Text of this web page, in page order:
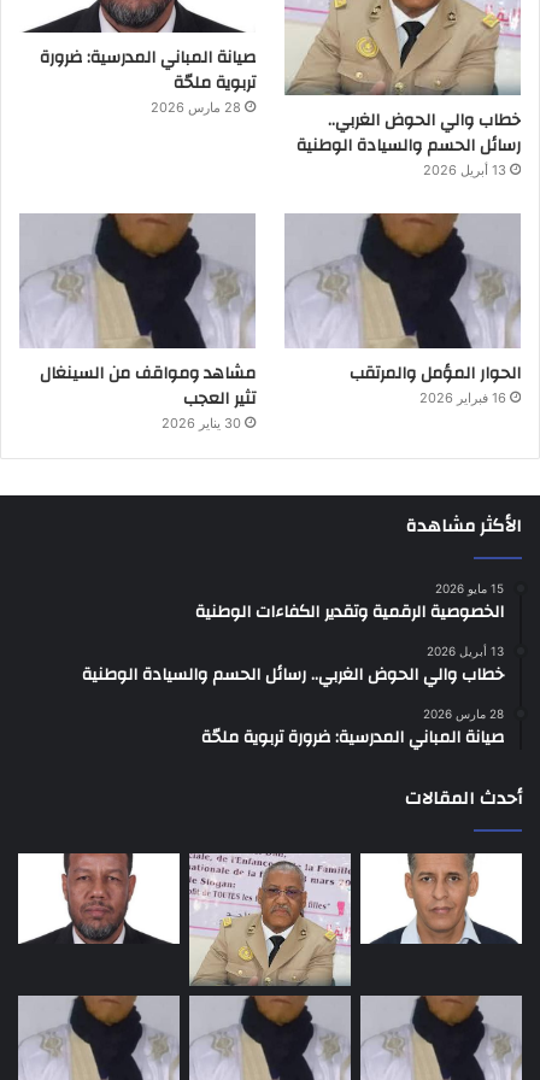
خطاب والي الحوض الغربي..
رسائل الحسم والسيادة الوطنية
13 أبريل 2026
صيانة المباني المدرسية: ضرورة
تربوية ملحّة
28 مارس 2026
الحوار المؤمل والمرتقب
16 فبراير 2026
مشاهد ومواقف من السينغال
تثير العجب
30 يناير 2026
الأكثر مشاهدة
15 مايو 2026
الخصوصية الرقمية وتقدير الكفاءات الوطنية
13 أبريل 2026
خطاب والي الحوض الغربي.. رسائل الحسم والسيادة الوطنية
28 مارس 2026
صيانة المباني المدرسية: ضرورة تربوية ملحّة
أحدث المقالات